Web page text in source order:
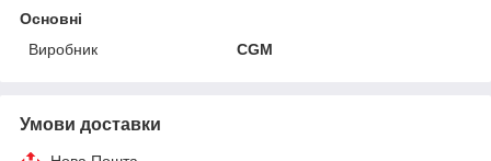
Основні
Виробник
CGM
Умови доставки